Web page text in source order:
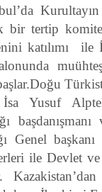
tertip
katılımı ile
Yusuf
Genel başkanı
ile Devlet